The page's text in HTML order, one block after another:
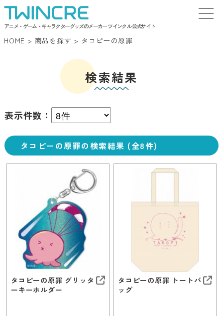
アニメ・ゲーム・キャラクターグッズのメーカー ツインクル 公式サイト
HOME > 商品を探す > タコピーの原罪
検索結果
表示件数：
タコピーの原罪の検索結果 (全8件)
タコピーの原罪 グリッタ
ーキーホルダー
タコピーの原罪 トートバ
ッグ